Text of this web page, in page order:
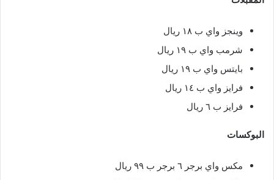
وينجز واي ب ١٨ ريال
شرمب واي ب ١٩ ريال
بايتس واي ب ١٩ ريال
فرايز واي ب ١٤ ريال
فرايز ب ٦ ريال
البوكسات
مكس واي برجر ٦ برجر ب ٩٩ ريال